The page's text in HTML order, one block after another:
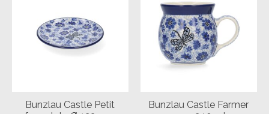
Bunzlau Castle Petit
Bunzlau Castle Farmer